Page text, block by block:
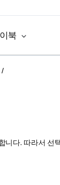
북
다. 따라서 선